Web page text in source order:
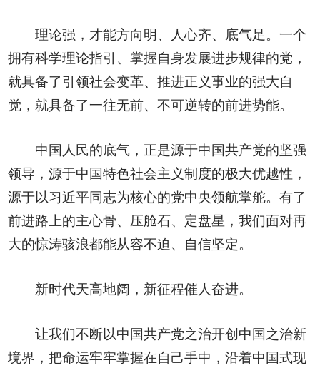
理论强，才能方向明、人心齐、底气足。一个
拥有科学理论指引、掌握自身发展进步规律的党，
就具备了引领社会变革、推进正义事业的强大自
觉，就具备了一往无前、不可逆转的前进势能。
中国人民的底气，正是源于中国共产党的坚强
领导，源于中国特色社会主义制度的极大优越性，
源于以习近平同志为核心的党中央领航掌舵。有了
前进路上的主心骨、压舱石、定盘星，我们面对再
大的惊涛骇浪都能从容不迫、自信坚定。
新时代天高地阔，新征程催人奋进。
让我们不断以中国共产党之治开创中国之治新
境界，把命运牢牢掌握在自己手中，沿着中国式现